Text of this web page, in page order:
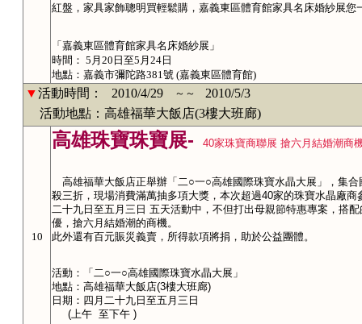
紅盤，家具家飾聰明買輕鬆購，嘉義東區體育館家具名床婚紗展您
「嘉義東區體育館家具名床婚紗展」
時間： 5月20日至5月24日
地點：嘉義市彌陀路381號 (嘉義東區體育館)
▼活動時間： 2010/4/29 ～～
2010/5/3
活動地點：高雄福華大飯店(3樓大班廊)
10
高雄珠寶珠寶展- 40家珠寶商聯展 搶六月結婚潮商
高雄福華大飯店正舉辦「二○一○高雄國際珠寶水晶大展」，集
殺三折，現場消費滿萬抽多項大獎，本次超過40家的珠寶水晶廠商
二十九日 至五月三日 五天活動中，不但打出母親節特惠專案，搭
優，搶六月結婚潮的商機。
此外還有百元賑災義賣，所得款項將捐，助於公益團體。
活動：「二○一○高雄國際珠寶水晶大展」
地點：高雄福華大飯店(3樓大班廊)
日期： 四月二十九日 至五月三日
(上午 至下午 )